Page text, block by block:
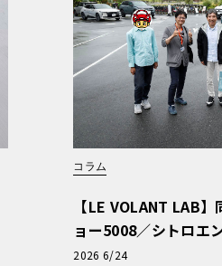
コラム
【LE VOLANT LAB
ョー5008／シトロエ
読者一気乗りレポート
2026 6/24